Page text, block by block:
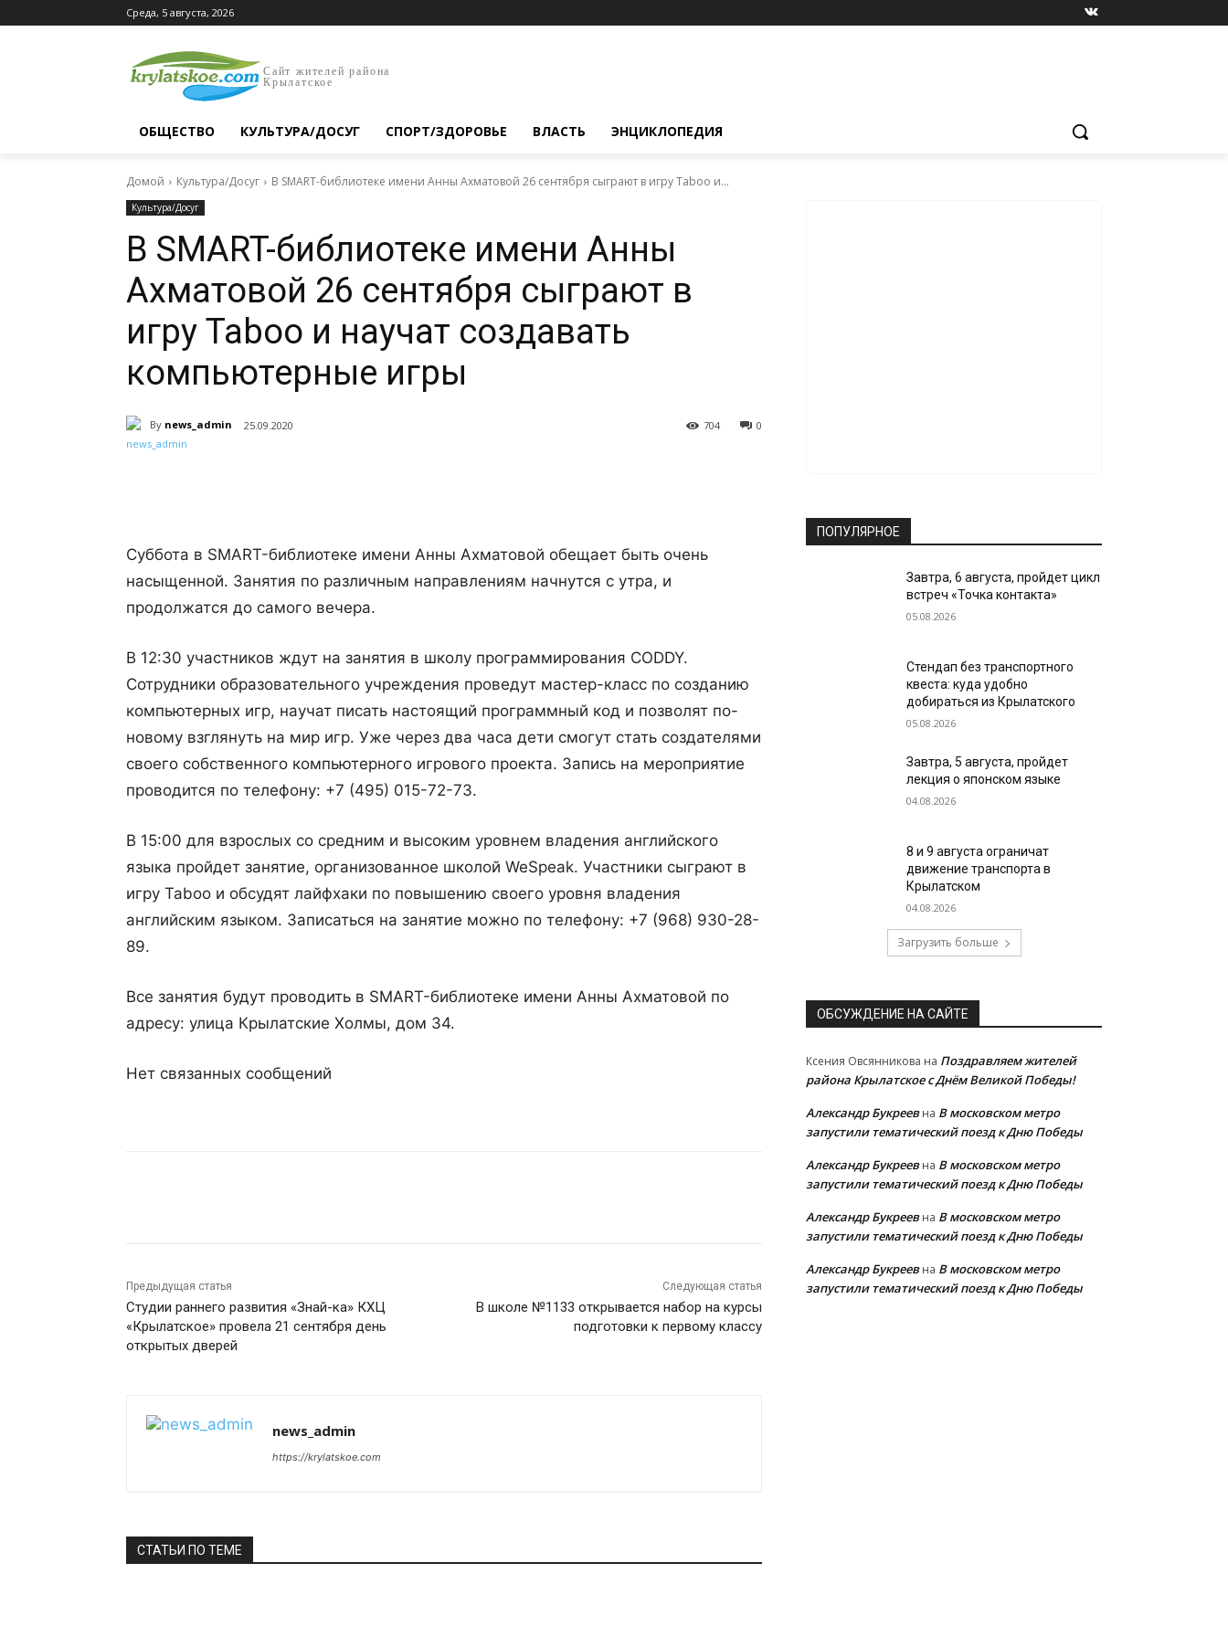
Среда, 5 августа, 2026
Сайт жителей района
Крылатское
ОБЩЕСТВО КУЛЬТУРА/ДОСУГ СПОРТ/ЗДОРОВЬЕ ВЛАСТЬ ЭНЦИКЛОПЕДИЯ
Домой Культура/Досуг В SMART-библиотеке имени Анны Ахматовой 26 сентября сыграют в игру Taboo и...
Культура/Досуг
В SMART-библиотеке имени Анны
Ахматовой 26 сентября сыграют в
игру Taboo и научат создавать
компьютерные игры
By news_admin 25.09.2020 0
704
Суббота в SMART-библиотеке имени Анны Ахматовой обещает быть очень
насыщенной. Занятия по различным направлениям начнутся с утра, и
продолжатся до самого вечера.
В 12:30 участников ждут на занятия в школу программирования CODDY.
Сотрудники образовательного учреждения проведут мастер-класс по созданию
компьютерных игр, научат писать настоящий программный код и позволят по-
новому взглянуть на мир игр. Уже через два часа дети смогут стать создателями
своего собственного компьютерного игрового проекта. Запись на мероприятие
проводится по телефону: +7 (495) 015-72-73.
В 15:00 для взрослых со средним и высоким уровнем владения английского
языка пройдет занятие, организованное школой WeSpeak. Участники сыграют в
игру Taboo и обсудят лайфхаки по повышению своего уровня владения
английским языком. Записаться на занятие можно по телефону: +7 (968) 930-28-
89.
Все занятия будут проводить в SMART-библиотеке имени Анны Ахматовой по
адресу: улица Крылатские Холмы, дом 34.
Нет связанных сообщений
Предыдущая статья
Студии раннего развития «Знай-ка» КХЦ
«Крылатское» провела 21 сентября день
открытых дверей
Следующая статья
В школе №1133 открывается набор на курсы
подготовки к первому классу
news_admin
https://krylatskoe.com
СТАТЬИ ПО ТЕМЕ
ПОПУЛЯРНОЕ
Завтра, 6 августа, пройдет цикл
встреч «Точка контакта»
05.08.2026
Стендап без транспортного
квеста: куда удобно
добираться из Крылатского
05.08.2026
Завтра, 5 августа, пройдет
лекция о японском языке
04.08.2026
8 и 9 августа ограничат
движение транспорта в
Крылатском
04.08.2026
Загрузить больше
ОБСУЖДЕНИЕ НА САЙТЕ
Ксения Овсянникова на Поздравляем жителей
района Крылатское с Днём Великой Победы!
Александр Букреевна В московском метро
запустили тематический поезд к Дню Победы
Александр Букреевна В московском метро
запустили тематический поезд к Дню Победы
Александр Букреевна В московском метро
запустили тематический поезд к Дню Победы
Александр Букреевна В московском метро
запустили тематический поезд к Дню Победы